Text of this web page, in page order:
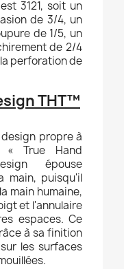
3121, soit un
de 3/4, un
de 1/5, un
de 2/4
perforation de
THT™
propre à
True Hand
épouse
main, puisqu'il
main humaine,
et l'annulaire
espaces. Ce
à sa finition
les surfaces